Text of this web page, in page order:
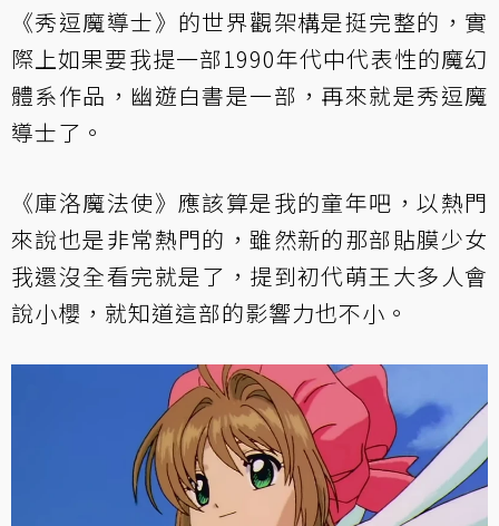
《秀逗魔導士》的世界觀架構是挺完整的，實
際上如果要我提一部1990年代中代表性的魔幻
體系作品，幽遊白書是一部，再來就是秀逗魔
導士了。
《庫洛魔法使》應該算是我的童年吧，以熱門
來說也是非常熱門的，雖然新的那部貼膜少女
我還沒全看完就是了，提到初代萌王大多人會
說小櫻，就知道這部的影響力也不小。